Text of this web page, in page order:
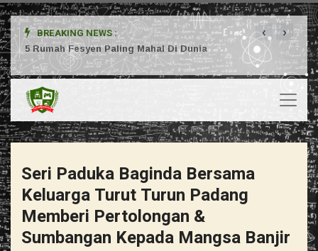
BREAKING NEWS :
5 Rumah Fesyen Paling Mahal Di Dunia
‹ ›
Seri Paduka Baginda Bersama
Keluarga Turut Turun Padang
Memberi Pertolongan &
Sumbangan Kepada Mangsa Banjir